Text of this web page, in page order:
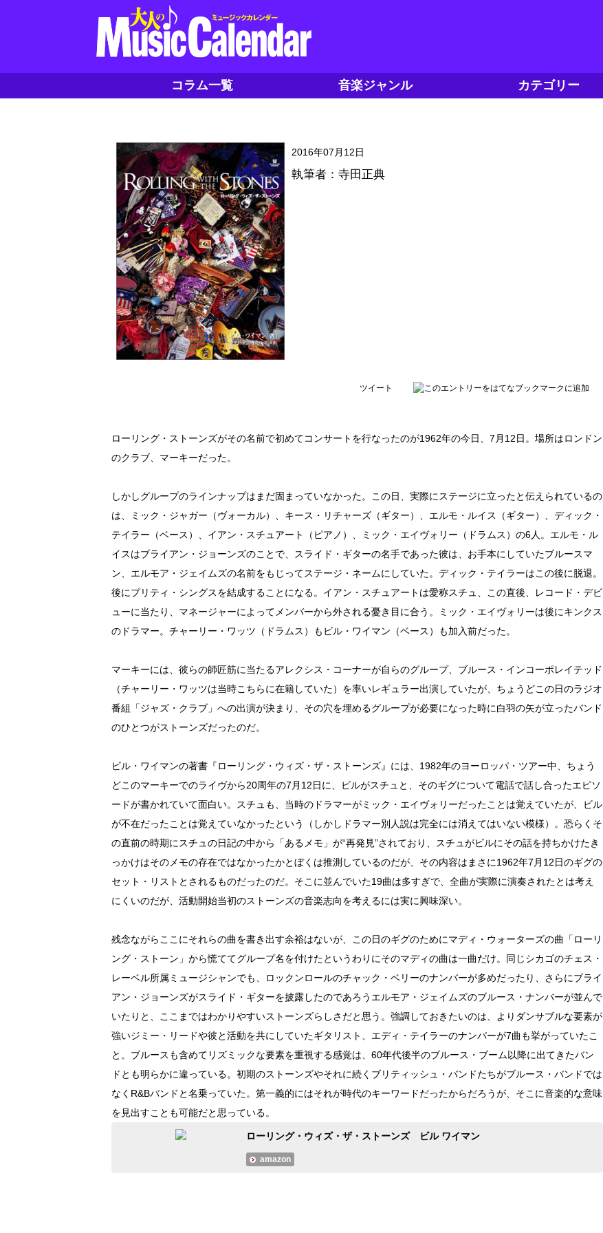
コラム一覧 音楽ジャンル カテゴリー
2016年07月12日
執筆者：寺田正典
ツイート
ローリング・ストーンズがその名前で初めてコンサートを行なったのが1962年の今日、7月12日。場所はロンドン
のクラブ、マーキーだった。
しかしグループのラインナップはまだ固まっていなかった。この日、実際にステージに立ったと伝えられているの
は、ミック・ジャガー（ヴォーカル）、キース・リチャーズ（ギター）、エルモ・ルイス（ギター）、ディック・
テイラー（ベース）、イアン・スチュアート（ピアノ）、ミック・エイヴォリー（ドラムス）の6人。エルモ・ル
イスはブライアン・ジョーンズのことで、スライド・ギターの名手であった彼は、お手本にしていたブルースマ
ン、エルモア・ジェイムズの名前をもじってステージ・ネームにしていた。ディック・テイラーはこの後に脱退。
後にプリティ・シングスを結成することになる。イアン・スチュアートは愛称スチュ、この直後、レコード・デビ
ューに当たり、マネージャーによってメンバーから外される憂き目に合う。ミック・エイヴォリーは後にキンクス
のドラマー。チャーリー・ワッツ（ドラムス）もビル・ワイマン（ベース）も加入前だった。
マーキーには、彼らの師匠筋に当たるアレクシス・コーナーが自らのグループ、ブルース・インコーポレイテッド
（チャーリー・ワッツは当時こちらに在籍していた）を率いレギュラー出演していたが、ちょうどこの日のラジオ
番組「ジャズ・クラブ」への出演が決まり、その穴を埋めるグループが必要になった時に白羽の矢が立ったバンド
のひとつがストーンズだったのだ。
ビル・ワイマンの著書『ローリング・ウィズ・ザ・ストーンズ』には、1982年のヨーロッパ・ツアー中、ちょう
どこのマーキーでのライヴから20周年の7月12日に、ビルがスチュと、そのギグについて電話で話し合ったエピソ
ードが書かれていて面白い。スチュも、当時のドラマーがミック・エイヴォリーだったことは覚えていたが、ビル
が不在だったことは覚えていなかったという（しかしドラマー別人説は完全には消えてはいない模様）。恐らくそ
の直前の時期にスチュの日記の中から「あるメモ」が“再発見”されており、スチュがビルにその話を持ちかけたき
っかけはそのメモの存在ではなかったかとぼくは推測しているのだが、その内容はまさに1962年7月12日のギグの
セット・リストとされるものだったのだ。そこに並んでいた19曲は多すぎで、全曲が実際に演奏されたとは考え
にくいのだが、活動開始当初のストーンズの音楽志向を考えるには実に興味深い。
残念ながらここにそれらの曲を書き出す余裕はないが、この日のギグのためにマディ・ウォーターズの曲「ローリ
ング・ストーン」から慌ててグループ名を付けたというわりにそのマディの曲は一曲だけ。同じシカゴのチェス・
レーベル所属ミュージシャンでも、ロックンロールのチャック・ベリーのナンバーが多めだったり、さらにブライ
アン・ジョーンズがスライド・ギターを披露したのであろうエルモア・ジェイムズのブルース・ナンバーが並んで
いたりと、ここまではわかりやすいストーンズらしさだと思う。強調しておきたいのは、よりダンサブルな要素が
強いジミー・リードや彼と活動を共にしていたギタリスト、エディ・テイラーのナンバーが7曲も挙がっていたこ
と。ブルースも含めてリズミックな要素を重視する感覚は、60年代後半のブルース・ブーム以降に出てきたバン
ドとも明らかに違っている。初期のストーンズやそれに続くブリティッシュ・バンドたちがブルース・バンドでは
なくR&Bバンドと名乗っていた。第一義的にはそれが時代のキーワードだったからだろうが、そこに音楽的な意味
を見出すことも可能だと思っている。
ローリング・ウィズ・ザ・ストーンズ ビル ワイマン
amazon